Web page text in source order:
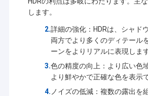
します。
詳細の強化：HDRは、シャド
両方でより多くのディテール
ーンをよりリアルに表現します
色の精度の向上：より広い色
より鮮やかで正確な色を表示
ノイズの低減：複数の露出を